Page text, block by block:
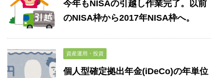
今年もNISAの引越し作業完了。以前
のNISA枠から2017年NISA枠へ。
資産運用・投資
個人型確定拠出年金(iDeCo)の年単位